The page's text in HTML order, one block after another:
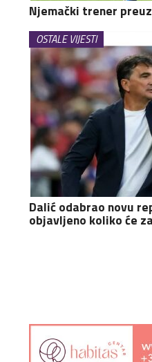
Njemački trener
OSTALE VIJESTI
Dalić odabrao novu
objavljeno koliko će